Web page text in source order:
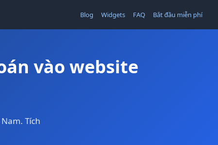
Blog Widgets FAQ Bắt đầu miễn phí
vào website
Tích